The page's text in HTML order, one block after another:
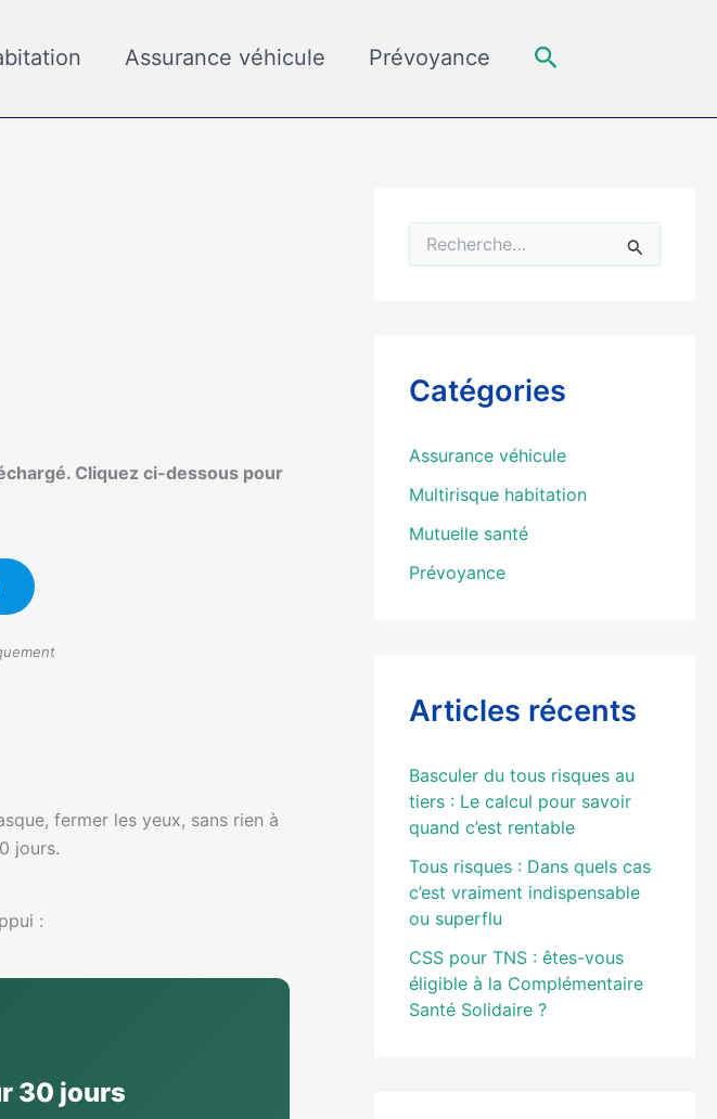
Assurance véhicule Prévoyance Rechercher
Cliquez ci-dessous pour
fermer les yeux, sans rien à
jours.
:
30 jours
e
h
Catégories
Assurance véhicule
Multirisque habitation
Mutuelle santé
Prévoyance
Articles récents
Basculer du tous risques au
tiers : Le calcul pour savoir
quand c’est rentable
Tous risques : Dans quels cas
c’est vraiment indispensable
ou superflu
CSS pour TNS : êtes-vous
éligible à la Complémentaire
Santé Solidaire ?